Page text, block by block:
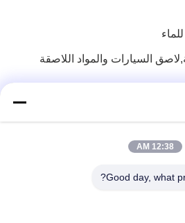
السيارات والمواد اللاصقة
12:38 AM
Good day, what